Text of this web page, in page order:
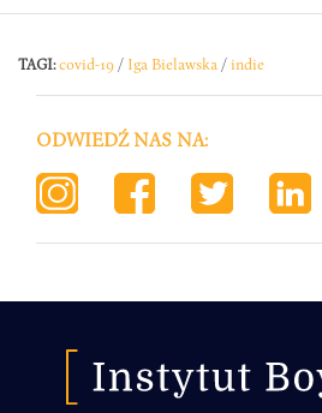
TAGI:covid-19 / Iga Bielawska /indie
ODWIEDŹ NAS NA: